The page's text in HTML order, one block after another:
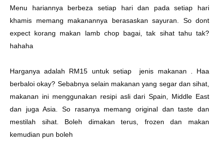
Menu hariannya berbeza setiap hari dan pada setiap hari
khamis memang makanannya berasaskan sayuran. So dont
expect korang makan lamb chop bagai, tak sihat tahu tak?
hahaha
Harganya adalah RM15 untuk setiap jenis makanan . Haa
berbaloi okay? Sebabnya selain makanan yang segar dan sihat,
makanan ini menggunakan resipi asli dari Spain, Middle East
dan juga Asia. So rasanya memang original dan taste dan
mestilah sihat. Boleh dimakan terus, frozen dan makan
kemudian pun boleh